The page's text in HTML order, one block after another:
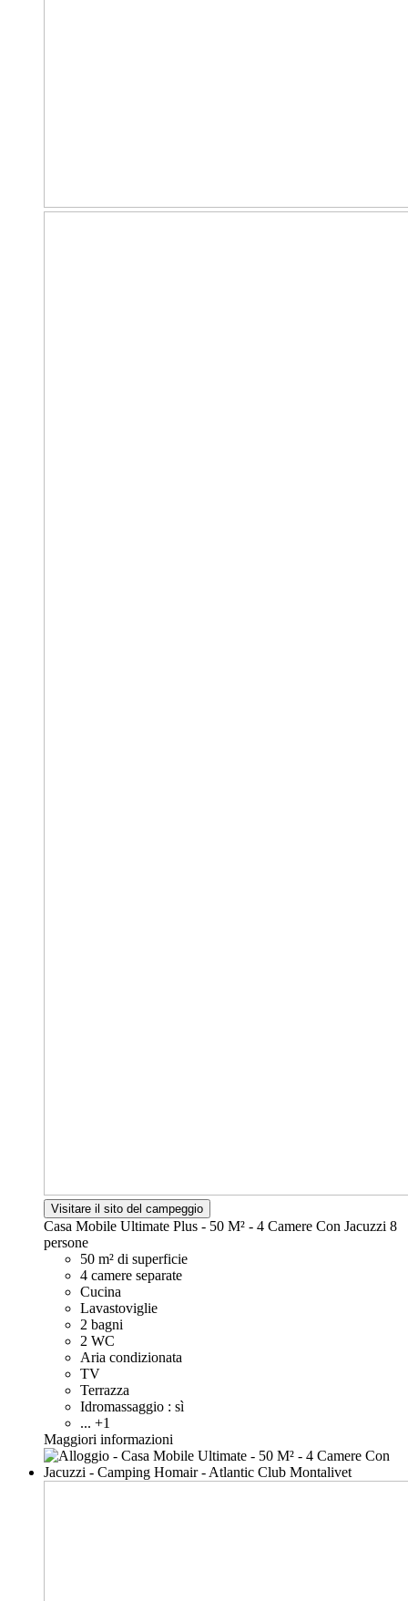
Visitare il sito del campeggio
Casa Mobile Ultimate Plus - 50 M² - 4 Camere Con Jacuzzi 8
persone
50 m² di superficie
4 camere separate
Cucina
Lavastoviglie
2 bagni
2 WC
Aria condizionata
TV
Terrazza
Idromassaggio : sì
... +1
Maggiori informazioni